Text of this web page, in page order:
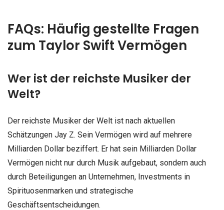
FAQs: Häufig gestellte Fragen
zum Taylor Swift Vermögen
Wer ist der reichste Musiker der
Welt?
Der reichste Musiker der Welt ist nach aktuellen
Schätzungen Jay Z. Sein Vermögen wird auf mehrere
Milliarden Dollar beziffert. Er hat sein Milliarden Dollar
Vermögen nicht nur durch Musik aufgebaut, sondern auch
durch Beteiligungen an Unternehmen, Investments in
Spirituosenmarken und strategische
Geschäftsentscheidungen.